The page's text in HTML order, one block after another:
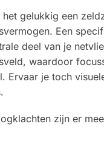
het gelukkig een
Een
deel van je
waardoor
Ervaar je toch
zijn er